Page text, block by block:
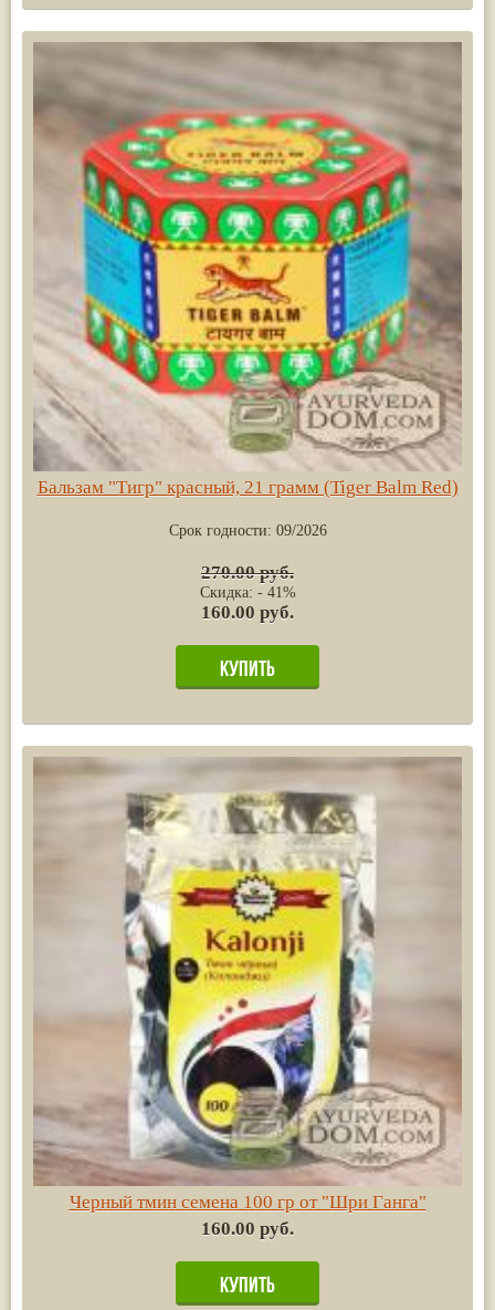
Бальзам "Тигр" красный, 21 грамм (Tiger Balm Red)
Срок годности: 09/2026
270.00 руб.
Скидка: - 41%
160.00 руб.
Черный тмин семена 100 гр от "Шри Ганга"
160.00 руб.